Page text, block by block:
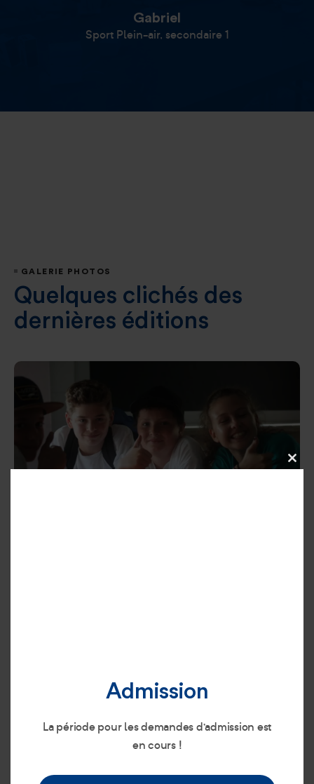
Gabriel
Sport Plein-air, secondaire 1
GALERIE PHOTOS
Quelques clichés des
dernières éditions
Close
Admission
La période pour les demandes d’admission est
en cours !